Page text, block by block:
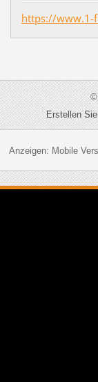
https://www.1-
©
Erstellen
Anzeigen: Mobile